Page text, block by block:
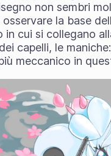
non sembri
osservare la base
in cui si collegano
capelli, le
meccanico in